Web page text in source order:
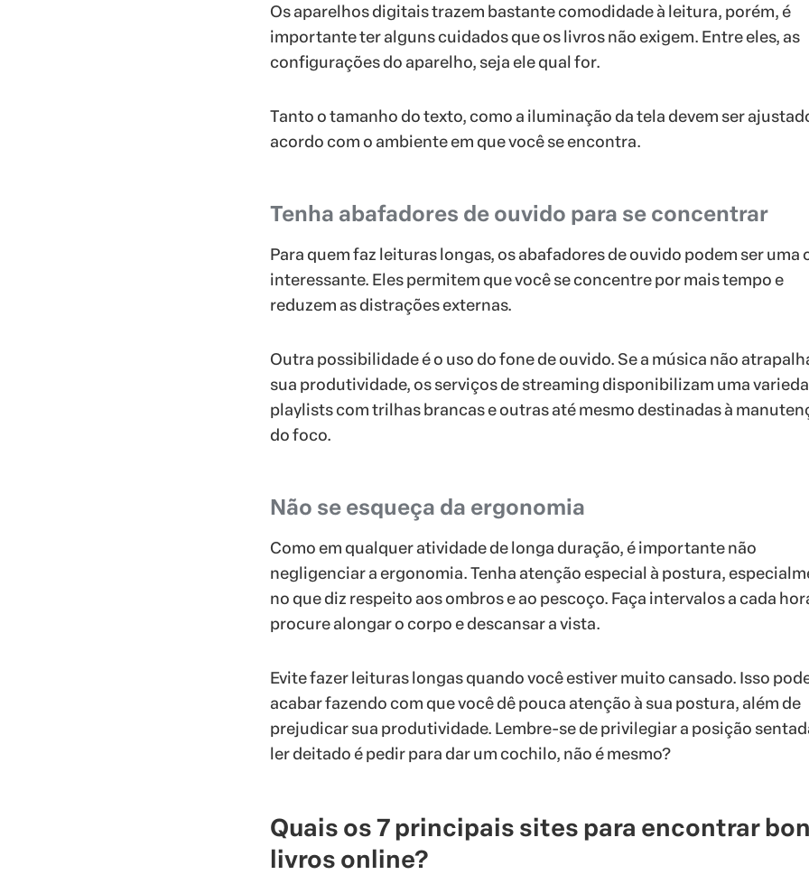
Os aparelhos digitais trazem bastante comodidade à leitura, porém, é
importante ter alguns cuidados que os livros não exigem. Entre eles, as
configurações do aparelho, seja ele qual for.
Tanto o tamanho do texto, como a iluminação da tela devem ser
acordo com o ambiente em que você se encontra.
Tenha abafadores de ouvido para se concentrar
Para quem faz leituras longas, os abafadores de ouvido podem ser uma
interessante. Eles permitem que você se concentre por mais tempo e
reduzem as distrações externas.
Outra possibilidade é o uso do fone de ouvido. Se a música não
sua produtividade, os serviços de streaming disponibilizam uma
playlists com trilhas brancas e outras até mesmo destinadas à
do foco.
Não se esqueça da ergonomia
Como em qualquer atividade de longa duração, é importante não
negligenciar a ergonomia. Tenha atenção especial à postura,
no que diz respeito aos ombros e ao pescoço. Faça intervalos a cada
procure alongar o corpo e descansar a vista.
Evite fazer leituras longas quando você estiver muito cansado. Isso
acabar fazendo com que você dê pouca atenção à sua postura, além de
prejudicar sua produtividade. Lembre-se de privilegiar a posição
ler deitado é pedir para dar um cochilo, não é mesmo?
Quais os 7 principais sites para encontrar
livros online?